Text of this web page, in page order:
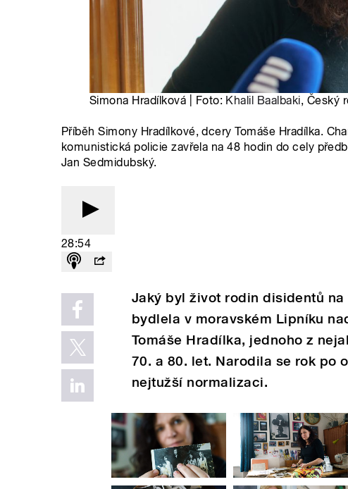
Simona Hradílková | Foto: Khalil Baalbaki, Český
Příběh Simony Hradílkové, dcery Tomáše Hradílka.
komunistická policie zavřela na 48 hodin do cely
Jan Sedmidubský.
28:54
Jaký byl život rodin disidentů
bydlela v moravském Lipníku
Tomáše Hradílka, jednoho z
70. a 80. let. Narodila se rok po
nejtužší normalizaci.